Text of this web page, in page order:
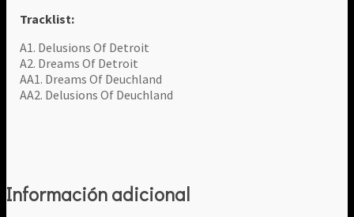
Tracklist:
A1. Delusions Of Detroit
A2. Dreams Of Detroit
AA1. Dreams Of Deuchland
AA2. Delusions Of Deuchland
Información adicional